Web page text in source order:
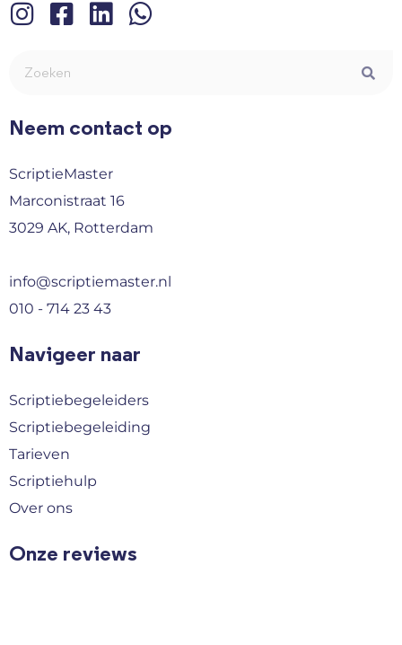
Neem contact op
ScriptieMaster
Marconistraat 16
3029 AK, Rotterdam
info@scriptiemaster.nl
010 - 714 23 43
Navigeer naar
Scriptiebegeleiders
Scriptiebegeleiding
Tarieven
Scriptiehulp
Over ons
Onze reviews